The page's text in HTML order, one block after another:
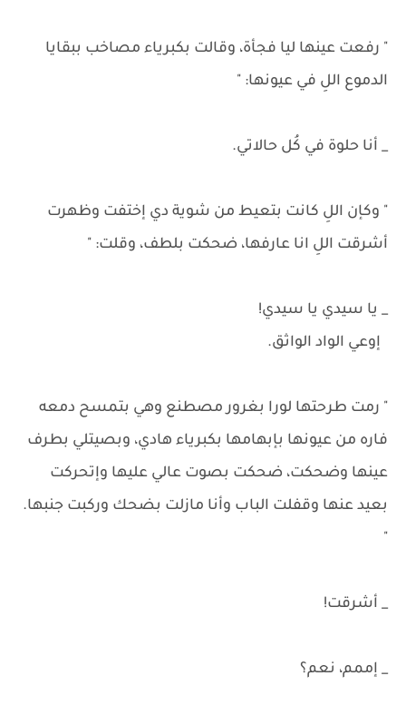
" رفعت عينها ليا فجأة، وقالت بكبرياء مصاخب ببقايا
الدموع اللِ في عيونها: "
_ أنا حلوة في كُل حالاتي.
" وكإن اللِ كانت بتعيط من شوية دي إختفت وظهرت
أشرقت اللِ انا عارفها، ضحكت بلطف، وقلت: "
_ يا سيدي يا سيدي!
إوعي الواد الواثق.
" رمت طرحتها لورا بغرور مصطنع وهي بتمسح دمعه
فاره من عيونها بإبهامها بكبرياء هادي، وبصيتلي بطرف
عينها وضحكت، ضحكت بصوت عالي عليها وإتحركت
بعيد عنها وقفلت الباب وأنا مازلت بضحك وركبت جنبها.
"
_ أشرقت!
_ إممم، نعم؟